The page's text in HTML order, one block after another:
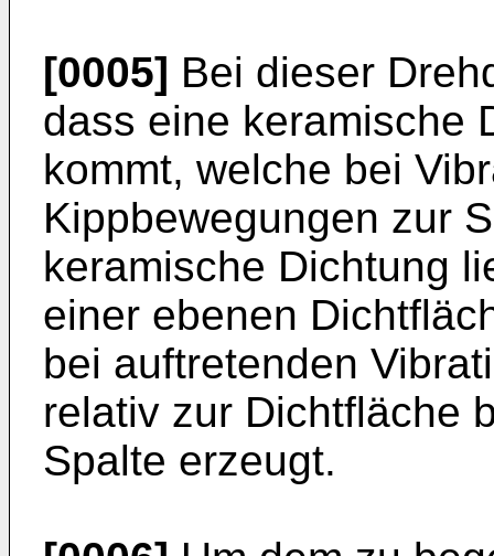
[0005] Bei dieser
dass eine keramische
kommt, welche bei
Kippbewegungen zur
keramische Dichtung
einer ebenen
bei auftretenden
relativ zur Dichtfläche
Spalte erzeugt.